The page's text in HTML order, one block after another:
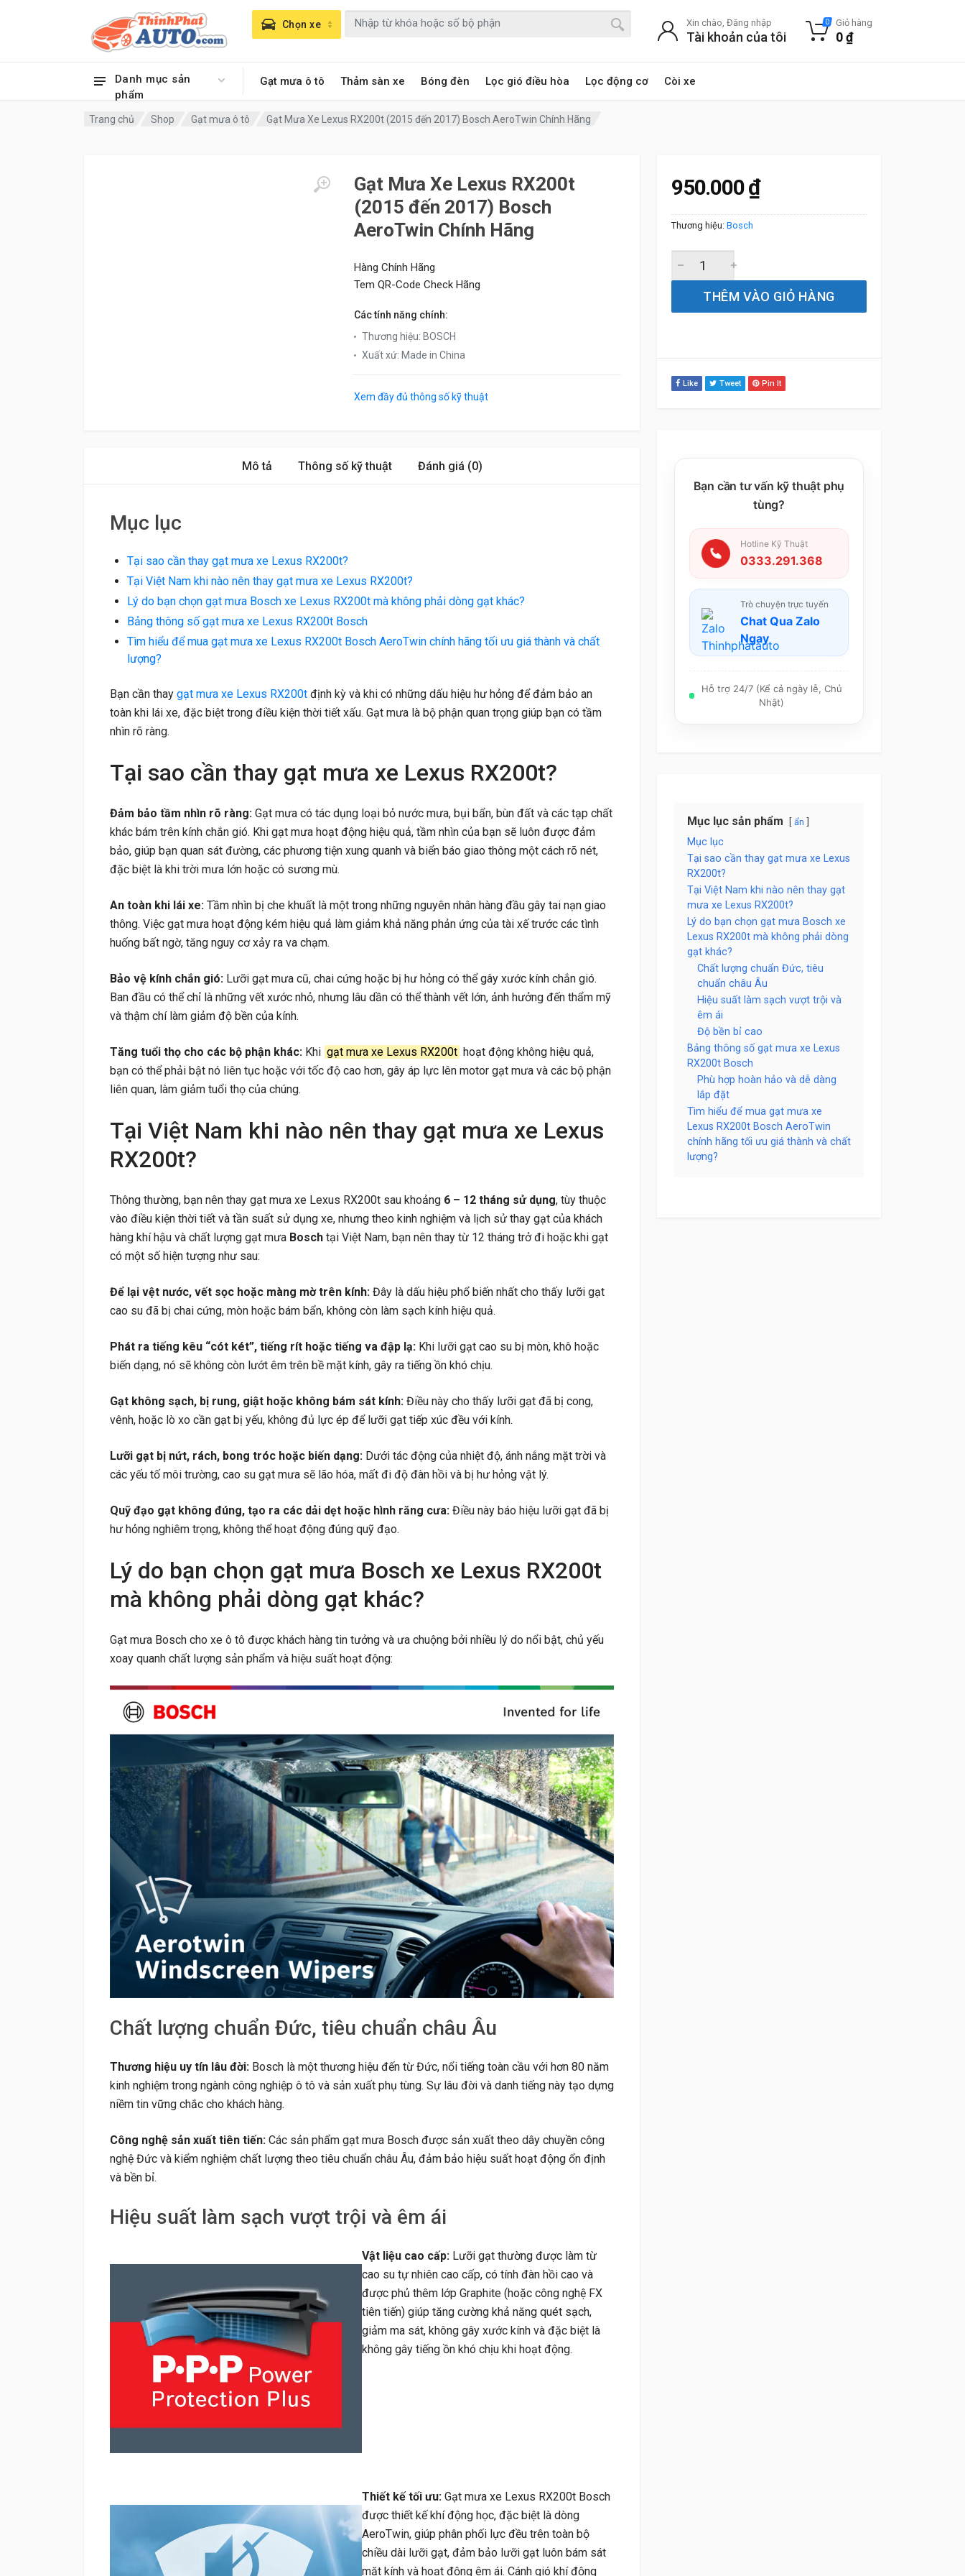
Danh mục sản
phẩm
Gạt mưa ô tô Thảm sàn xe Bóng đèn Lọc gió điều hòa Lọc động cơ Còi xe
Chọn xe Xin chào, Đăng nhập
Tài khoản của tôi
0 Giỏ hàng
0₫
Trang chủ Shop Gạt mưa ô tô Gạt Mưa Xe Lexus RX200t (2015 đến 2017) Bosch AeroTwin Chính Hãng
Gạt Mưa Xe Lexus RX200t
(2015 đến 2017) Bosch
AeroTwin Chính Hãng
Hàng Chính Hãng
Tem QR-Code Check Hãng
Các tính năng chính:
Thương hiệu: BOSCH
Xuất xứ: Made in China
Xem đầy đủ thông số kỹ thuật
950.000₫
Thương hiệu: Bosch
THÊM VÀO GIỎ HÀNG
Like Tweet Pin It
Bạn cần tư vấn kỹ thuật phụ
tùng?
Hotline Kỹ Thuật
0333.291.368
Trò chuyện trực tuyến
Chat Qua Zalo
Ngay
Hỗ trợ 24/7 (Kể cả ngày lễ, Chủ
Nhật)
Mục lục sản phẩm ẩn
Mục lục
Tại sao cần thay gạt mưa xe Lexus
RX200t?
Tại Việt Nam khi nào nên thay gạt
mưa xe Lexus RX200t?
Lý do bạn chọn gạt mưa Bosch xe
Lexus RX200t mà không phải dòng
gạt khác?
Chất lượng chuẩn Đức, tiêu
chuẩn châu Âu
Hiệu suất làm sạch vượt trội và
êm ái
Độ bền bỉ cao
Bảng thông số gạt mưa xe Lexus
RX200t Bosch
Phù hợp hoàn hảo và dễ dàng
lắp đặt
Tìm hiểu để mua gạt mưa xe
Lexus RX200t Bosch AeroTwin
chính hãng tối ưu giá thành và chất
lượng?
Mô tả Thông số kỹ thuật Đánh giá (0)
Mục lục
Tại sao cần thay gạt mưa xe Lexus RX200t?
Tại Việt Nam khi nào nên thay gạt mưa xe Lexus RX200t?
Lý do bạn chọn gạt mưa Bosch xe Lexus RX200t mà không phải dòng gạt khác?
Bảng thông số gạt mưa xe Lexus RX200t Bosch
Tìm hiểu để mua gạt mưa xe Lexus RX200t Bosch AeroTwin chính hãng tối ưu giá thành và chất
lượng?
Bạn cần thay gạt mưa xe Lexus RX200t định kỳ và khi có những dấu hiệu hư hỏng để đảm bảo an
toàn khi lái xe, đặc biệt trong điều kiện thời tiết xấu. Gạt mưa là bộ phận quan trọng giúp bạn có tầm
nhìn rõ ràng.
Tại sao cần thay gạt mưa xe Lexus RX200t?
Đảm bảo tầm nhìn rõ ràng: Gạt mưa có tác dụng loại bỏ nước mưa, bụi bẩn, bùn đất và các tạp chất
khác bám trên kính chắn gió. Khi gạt mưa hoạt động hiệu quả, tầm nhìn của bạn sẽ luôn được đảm
bảo, giúp bạn quan sát đường, các phương tiện xung quanh và biển báo giao thông một cách rõ nét,
đặc biệt là khi trời mưa lớn hoặc có sương mù.
An toàn khi lái xe: Tầm nhìn bị che khuất là một trong những nguyên nhân hàng đầu gây tai nạn giao
thông. Việc gạt mưa hoạt động kém hiệu quả làm giảm khả năng phản ứng của tài xế trước các tình
huống bất ngờ, tăng nguy cơ xảy ra va chạm.
Bảo vệ kính chắn gió: Lưỡi gạt mưa cũ, chai cứng hoặc bị hư hỏng có thể gây xước kính chắn gió.
Ban đầu có thể chỉ là những vết xước nhỏ, nhưng lâu dần có thể thành vết lớn, ảnh hưởng đến thẩm mỹ
và thậm chí làm giảm độ bền của kính.
Tăng tuổi thọ cho các bộ phận khác: Khi gạt mưa xe Lexus RX200t hoạt động không hiệu quả,
bạn có thể phải bật nó liên tục hoặc với tốc độ cao hơn, gây áp lực lên motor gạt mưa và các bộ phận
liên quan, làm giảm tuổi thọ của chúng.
Tại Việt Nam khi nào nên thay gạt mưa xe Lexus
RX200t?
Thông thường, bạn nên thay gạt mưa xe Lexus RX200t sau khoảng 6 – 12 tháng sử dụng, tùy thuộc
vào điều kiện thời tiết và tần suất sử dụng xe, nhưng theo kinh nghiệm và lịch sử thay gạt của khách
hàng khí hậu và chất lượng gạt mưa Bosch tại Việt Nam, bạn nên thay từ 12 tháng trở đi hoặc khi gạt
có một số hiện tượng như sau:
Để lại vệt nước, vết sọc hoặc màng mờ trên kính: Đây là dấu hiệu phổ biến nhất cho thấy lưỡi gạt
cao su đã bị chai cứng, mòn hoặc bám bẩn, không còn làm sạch kính hiệu quả.
Phát ra tiếng kêu “cót két”, tiếng rít hoặc tiếng va đập lạ: Khi lưỡi gạt cao su bị mòn, khô hoặc
biến dạng, nó sẽ không còn lướt êm trên bề mặt kính, gây ra tiếng ồn khó chịu.
Gạt không sạch, bị rung, giật hoặc không bám sát kính: Điều này cho thấy lưỡi gạt đã bị cong,
vênh, hoặc lò xo cần gạt bị yếu, không đủ lực ép để lưỡi gạt tiếp xúc đều với kính.
Lưỡi gạt bị nứt, rách, bong tróc hoặc biến dạng: Dưới tác động của nhiệt độ, ánh nắng mặt trời và
các yếu tố môi trường, cao su gạt mưa sẽ lão hóa, mất đi độ đàn hồi và bị hư hỏng vật lý.
Quỹ đạo gạt không đúng, tạo ra các dải dẹt hoặc hình răng cưa: Điều này báo hiệu lưỡi gạt đã bị
hư hỏng nghiêm trọng, không thể hoạt động đúng quỹ đạo.
Lý do bạn chọn gạt mưa Bosch xe Lexus RX200t
mà không phải dòng gạt khác?
Gạt mưa Bosch cho xe ô tô được khách hàng tin tưởng và ưa chuộng bởi nhiều lý do nổi bật, chủ yếu
xoay quanh chất lượng sản phẩm và hiệu suất hoạt động:
Chất lượng chuẩn Đức, tiêu chuẩn châu Âu
Thương hiệu uy tín lâu đời: Bosch là một thương hiệu đến từ Đức, nổi tiếng toàn cầu với hơn 80 năm
kinh nghiệm trong ngành công nghiệp ô tô và sản xuất phụ tùng. Sự lâu đời và danh tiếng này tạo dựng
niềm tin vững chắc cho khách hàng.
Công nghệ sản xuất tiên tiến: Các sản phẩm gạt mưa Bosch được sản xuất theo dây chuyền công
nghệ Đức và kiểm nghiệm chất lượng theo tiêu chuẩn châu Âu, đảm bảo hiệu suất hoạt động ổn định
và bền bỉ.
Hiệu suất làm sạch vượt trội và êm ái
Vật liệu cao cấp: Lưỡi gạt thường được làm từ
cao su tự nhiên cao cấp, có tính đàn hồi cao và
được phủ thêm lớp Graphite (hoặc công nghệ FX
tiên tiến) giúp tăng cường khả năng quét sạch,
giảm ma sát, không gây xước kính và đặc biệt là
không gây tiếng ồn khó chịu khi hoạt động.
Thiết kế tối ưu: Gạt mưa xe Lexus RX200t Bosch
được thiết kế khí động học, đặc biệt là dòng
AeroTwin, giúp phân phối lực đều trên toàn bộ
chiều dài lưỡi gạt, đảm bảo lưỡi gạt luôn bám sát
mặt kính và hoạt động êm ái. Cánh gió khí động